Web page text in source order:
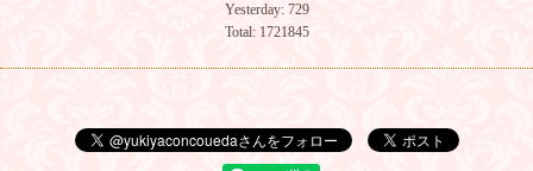
Yesterday: 729
Total: 1721845